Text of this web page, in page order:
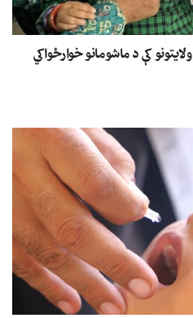
ملګري ملتونه: د افغانستان په ۱۲ ولایتونو کې د ماشومانو خوارځواکي